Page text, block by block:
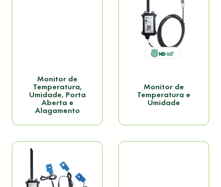
Monitor de
Temperatura,
Umidade, Porta
Aberta e
Alagamento
Monitor de
Temperatura e
Umidade